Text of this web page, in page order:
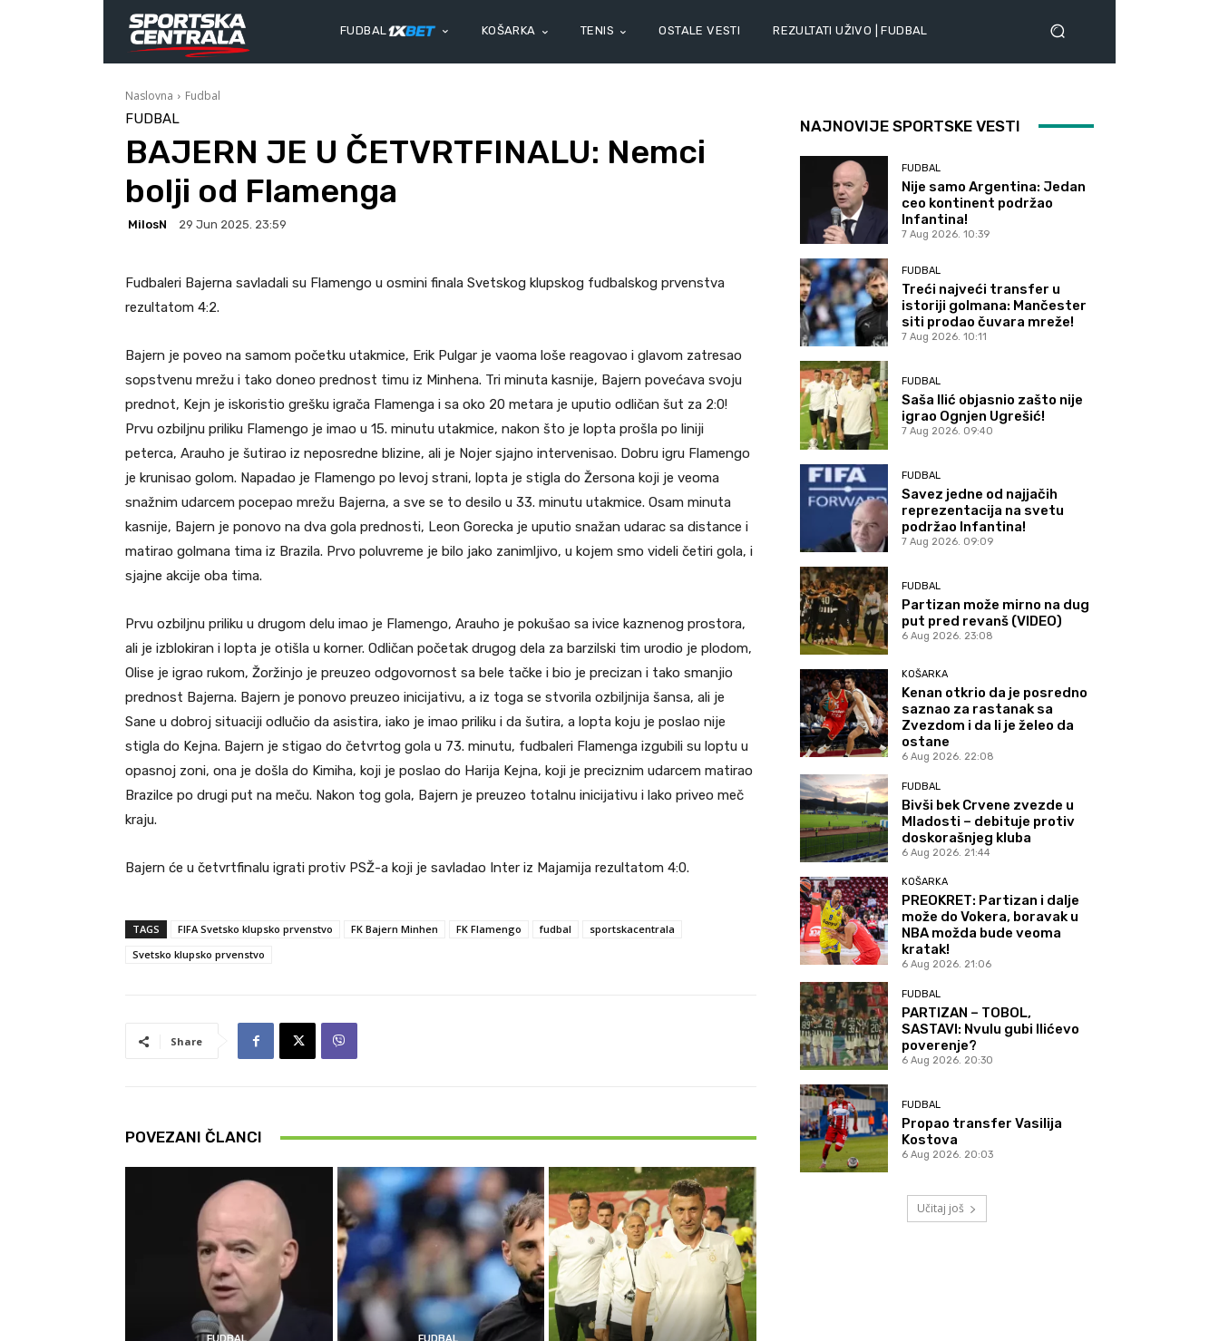
FUDBAL KOŠARKA TENIS OSTALE VESTI REZULTATI UŽIVO | FUDBAL
Naslovna Fudbal
FUDBAL
BAJERN JE U ČETVRTFINALU: Nemci
bolji od Flamenga
MilosN 29 Jun 2025. 23:59
Fudbaleri Bajerna savladali su Flamengo u osmini finala Svetskog klupskog fudbalskog prvenstva
rezultatom 4:2.
Bajern je poveo na samom početku utakmice, Erik Pulgar je vaoma loše reagovao i glavom zatresao
sopstvenu mrežu i tako doneo prednost timu iz Minhena. Tri minuta kasnije, Bajern povećava svoju
prednot, Kejn je iskoristio grešku igrača Flamenga i sa oko 20 metara je uputio odličan šut za 2:0!
Prvu ozbiljnu priliku Flamengo je imao u 15. minutu utakmice, nakon što je lopta prošla po liniji
peterca, Arauho je šutirao iz neposredne blizine, ali je Nojer sjajno intervenisao. Dobru igru Flamengo
je krunisao golom. Napadao je Flamengo po levoj strani, lopta je stigla do Žersona koji je veoma
snažnim udarcem pocepao mrežu Bajerna, a sve se to desilo u 33. minutu utakmice. Osam minuta
kasnije, Bajern je ponovo na dva gola prednosti, Leon Gorecka je uputio snažan udarac sa distance i
matirao golmana tima iz Brazila. Prvo poluvreme je bilo jako zanimljivo, u kojem smo videli četiri gola, i
sjajne akcije oba tima.
Prvu ozbiljnu priliku u drugom delu imao je Flamengo, Arauho je pokušao sa ivice kaznenog prostora,
ali je izblokiran i lopta je otišla u korner. Odličan početak drugog dela za barzilski tim urodio je plodom,
Olise je igrao rukom, Žoržinjo je preuzeo odgovornost sa bele tačke i bio je precizan i tako smanjio
prednost Bajerna. Bajern je ponovo preuzeo inicijativu, a iz toga se stvorila ozbiljnija šansa, ali je
Sane u dobroj situaciji odlučio da asistira, iako je imao priliku i da šutira, a lopta koju je poslao nije
stigla do Kejna. Bajern je stigao do četvrtog gola u 73. minutu, fudbaleri Flamenga izgubili su loptu u
opasnoj zoni, ona je došla do Kimiha, koji je poslao do Harija Kejna, koji je preciznim udarcem matirao
Brazilce po drugi put na meču. Nakon tog gola, Bajern je preuzeo totalnu inicijativu i lako priveo meč
kraju.
Bajern će u četvrtfinalu igrati protiv PSŽ-a koji je savladao Inter iz Majamija rezultatom 4:0.
TAGS FIFA Svetsko klupsko prvenstvo FK Bajern Minhen FK Flamengo fudbal
sportskacentrala
Svetsko klupsko prvenstvo
Share
POVEZANI ČLANCI
NAJNOVIJE SPORTSKE VESTI
FUDBAL
Nije samo Argentina: Jedan
ceo kontinent podržao
Infantina!
7 Aug 2026. 10:39
FUDBAL
Treći najveći transfer u
istoriji golmana: Mančester
siti prodao čuvara mreže!
7 Aug 2026. 10:11
FUDBAL
Saša Ilić objasnio zašto nije
igrao Ognjen Ugrešić!
7 Aug 2026. 09:40
FUDBAL
Savez jedne od najjačih
reprezentacija na svetu
podržao Infantina!
7 Aug 2026. 09:09
FUDBAL
Partizan može mirno na dug
put pred revanš (VIDEO)
6 Aug 2026. 23:08
KOŠARKA
Kenan otkrio da je posredno
saznao za rastanak sa
Zvezdom i da li je želeo da
ostane
6 Aug 2026. 22:08
FUDBAL
Bivši bek Crvene zvezde u
Mladosti – debituje protiv
doskorašnjeg kluba
6 Aug 2026. 21:44
KOŠARKA
PREOKRET: Partizan i dalje
može do Vokera, boravak u
NBA možda bude veoma
kratak!
6 Aug 2026. 21:06
FUDBAL
PARTIZAN – TOBOL,
SASTAVI: Nvulu gubi Ilićevo
poverenje?
6 Aug 2026. 20:30
FUDBAL
Propao transfer Vasilija
Kostova
6 Aug 2026. 20:03
Učitaj još